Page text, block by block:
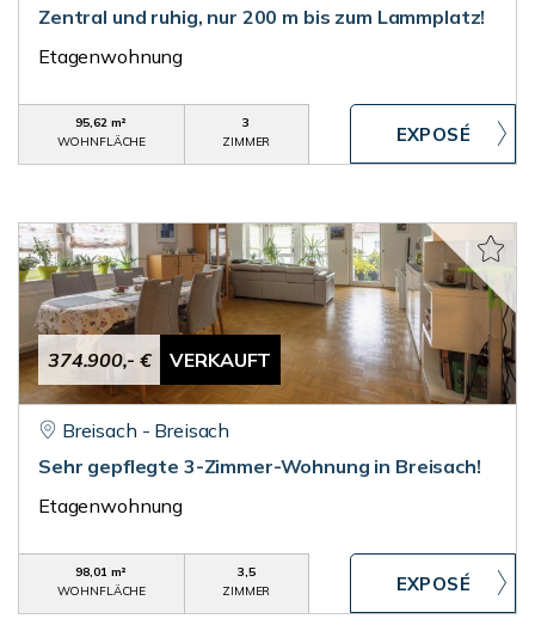
Zentral und ruhig, nur 200 m bis zum Lammplatz!
Etagenwohnung
95,62 m²
WOHNFLÄCHE
3
ZIMMER
374.900,- € VERKAUFT
Breisach - Breisach
Sehr gepflegte 3-Zimmer-Wohnung in Breisach!
Etagenwohnung
98,01 m²
WOHNFLÄCHE
3,5
ZIMMER